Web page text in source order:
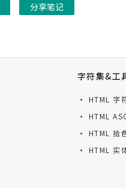
分享笔记
字符集&工
· HTML 字
· HTML
· HTML 拾
· HTML 实